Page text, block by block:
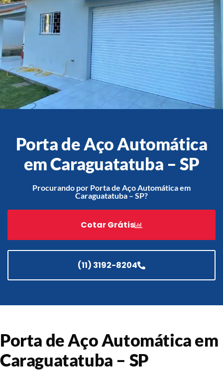
Acessórios Para Portas de
Enrolar
Pintura eletrostática
Portfólio
Contato
Acessórios
Enrolar em Teresópolis – RJ
Portão de Garagem de
Enrolar em São Pedro da
Aldeia – RJ
Meriti – RJ
Portão de Garagem de
Enrolar em São Gonçalo – RJ
Enrolar em Rio das Ostras –
Enrolar em Queimados – RJ
Portão de Garagem de
Enrolar em Petrópolis – RJ
Porta de Aço Automática
em Caraguatatuba – SP
Procurando por Porta de Aço Automática em
Caraguatatuba – SP?
Cotar Grátis
(11) 3192-8204
Porta de Aço Automática em
Caraguatatuba – SP